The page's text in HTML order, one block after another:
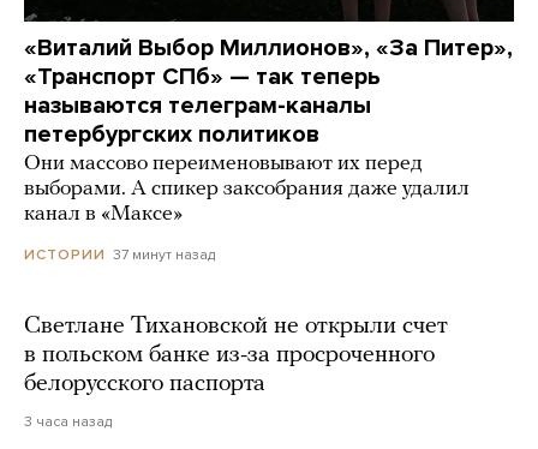
«Виталий Выбор Миллионов», «За Питер»,
«Транспорт СПб» — так теперь
называются телеграм-каналы
петербургских политиков
Они массово переименовывают их перед
выборами. А спикер заксобрания даже удалил
канал в «Максе»
ИСТОРИИ 37 минут назад
Светлане Тихановской не открыли счет
в польском банке из-за просроченного
белорусского паспорта
3 часа назад